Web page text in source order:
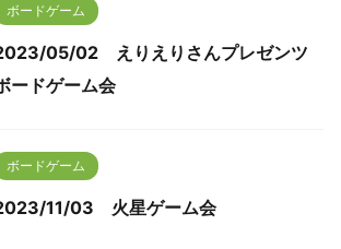
ボードゲーム
05/02 えりえりさんプレゼンツ
ードゲーム会
ボードゲーム
11/03 火星ゲーム会